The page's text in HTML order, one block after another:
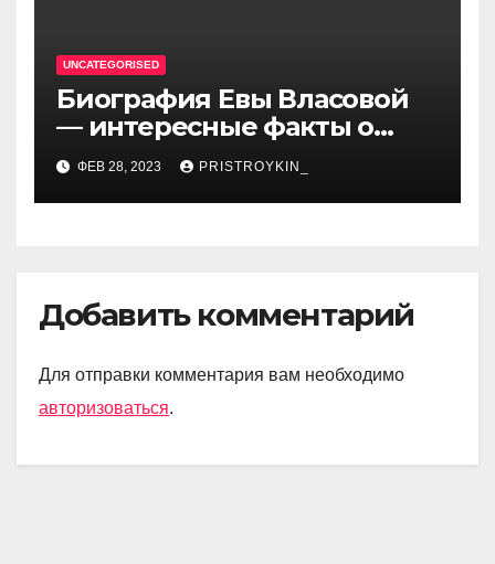
UNCATEGORISED
Биография Евы Власовой
— интересные факты о
личной жизни популярной
исполнительницы
ФЕВ 28, 2023 PRISTROYKIN_
Добавить комментарий
Для отправки комментария вам необходимо
авторизоваться.